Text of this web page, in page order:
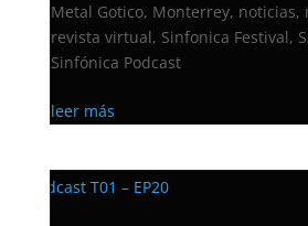
Metal Gotico, Monterrey, noticias,
revista virtual, Sinfonica Festival,
Sinfónica Podcast
leer más